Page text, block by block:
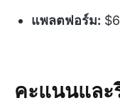
แพลตฟอร์ม:
คะแนนและ